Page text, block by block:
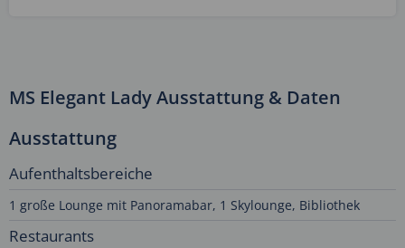
MS Elegant Lady Ausstattung & Daten
Ausstattung
Aufenthaltsbereiche
1 große Lounge mit Panoramabar, 1 Skylounge, Bibliothek
Restaurants